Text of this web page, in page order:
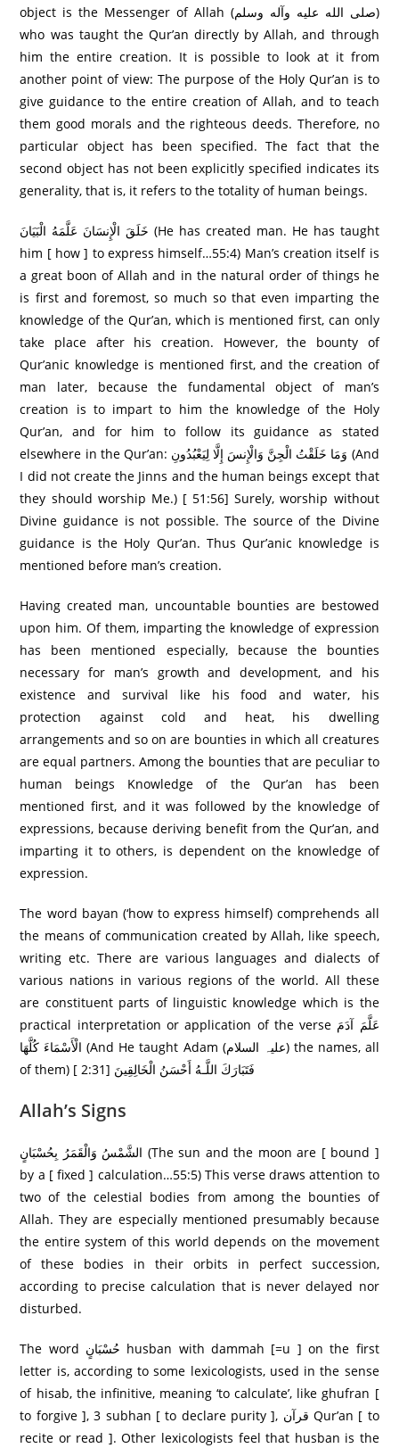
object is the Messenger of Allah (صلى الله عليه وآله وسلم)
who was taught the Qur’an directly by Allah, and through
him the entire creation. It is possible to look at it from
another point of view: The purpose of the Holy Qur’an is to
give guidance to the entire creation of Allah, and to teach
them good morals and the righteous deeds. Therefore, no
particular object has been specified. The fact that the
second object has not been explicitly specified indicates its
generality, that is, it refers to the totality of human beings.
خَلَقَ الْإِنسَانَ عَلَّمَهُ الْبَيَانَ (He has created man. He has taught
him [ how ] to express himself…55:4) Man’s creation itself is
a great boon of Allah and in the natural order of things he
is first and foremost, so much so that even imparting the
knowledge of the Qur’an, which is mentioned first, can only
take place after his creation. However, the bounty of
Qur’anic knowledge is mentioned first, and the creation of
man later, because the fundamental object of man’s
creation is to impart to him the knowledge of the Holy
Qur’an, and for him to follow its guidance as stated
elsewhere in the Qur’an: وَمَا خَلَقْتُ الْجِنَّ وَالْإِنسَ إِلَّا لِيَعْبُدُونِ (And
I did not create the Jinns and the human beings except that
they should worship Me.) [ 51:56] Surely, worship without
Divine guidance is not possible. The source of the Divine
guidance is the Holy Qur’an. Thus Qur’anic knowledge is
mentioned before man’s creation.
Having created man, uncountable bounties are bestowed
upon him. Of them, imparting the knowledge of expression
has been mentioned especially, because the bounties
necessary for man’s growth and development, and his
existence and survival like his food and water, his
protection against cold and heat, his dwelling
arrangements and so on are bounties in which all creatures
are equal partners. Among the bounties that are peculiar to
human beings Knowledge of the Qur’an has been
mentioned first, and it was followed by the knowledge of
expressions, because deriving benefit from the Qur’an, and
imparting it to others, is dependent on the knowledge of
expression.
The word bayan (‘how to express himself) comprehends all
the means of communication created by Allah, like speech,
writing etc. There are various languages and dialects of
various nations in various regions of the world. All these
are constituent parts of linguistic knowledge which is the
practical interpretation or application of the verse عَلَّمَ آدَمَ
الْأَسْمَاءَ كُلَّهَا (And He taught Adam (علیہ السلام) the names, all
of them) [ 2:31] فَتَبَارَ‌كَ اللَّـهُ أَحْسَنُ الْخَالِقِينَ
Allah’s Signs
الشَّمْسُ وَالْقَمَرُ‌ بِحُسْبَانٍ (The sun and the moon are [ bound ]
by a [ fixed ] calculation…55:5) This verse draws attention to
two of the celestial bodies from among the bounties of
Allah. They are especially mentioned presumably because
the entire system of this world depends on the movement
of these bodies in their orbits in perfect succession,
according to precise calculation that is never delayed nor
disturbed.
The word حُسْبَانٍ husban with dammah [=u ] on the first
letter is, according to some lexicologists, used in the sense
of hisab, the infinitive, meaning ‘to calculate’, like ghufran [
to forgive ], 3 subhan [ to declare purity ], قرآن Qur’an [ to
recite or read ]. Other lexicologists feel that husban is the